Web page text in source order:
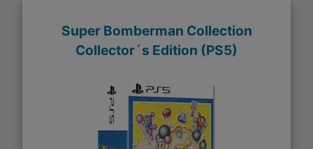
Super Bomberman Collection
Collector´s Edition (PS5)